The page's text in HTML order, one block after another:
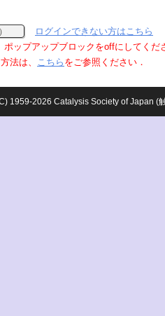
ログインできない方はこちら
ップアップブロックをoffにしてくだ
法は、 こちら をご参照ください．
1959-2026 Catalysis Society of Japan (